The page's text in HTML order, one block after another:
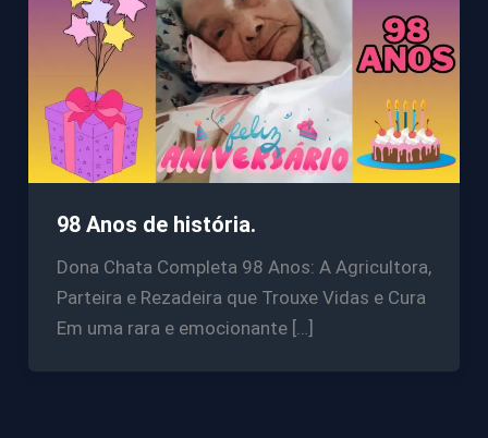
98 Anos de história.
Dona Chata Completa 98 Anos: A Agricultora,
Parteira e Rezadeira que Trouxe Vidas e Cura
Em uma rara e emocionante […]